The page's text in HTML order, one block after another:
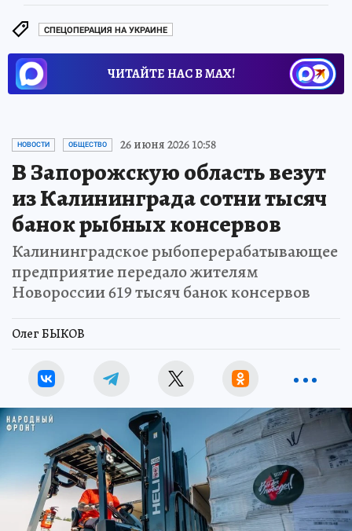
СПЕЦОПЕРАЦИЯ НА УКРАИНЕ
ЧИТАЙТЕ НАС В МАХ!
НОВОСТИ ОБЩЕСТВО 26 июня 2026 10:58
В Запорожскую область везут
из Калининграда сотни тысяч
банок рыбных консервов
Калининградское рыбоперерабатывающее
предприятие передало жителям
Новороссии 619 тысяч банок консервов
Олег БЫКОВ